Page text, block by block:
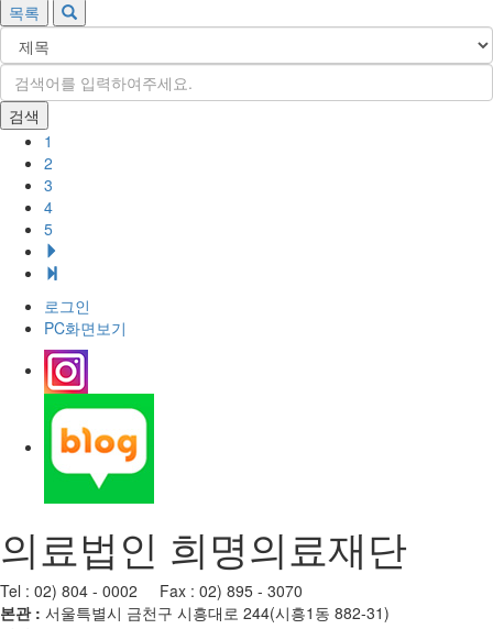
목록
1
2
3
4
5
로그인
PC화면보기
의료법인 희명의료재단
Tel : 02) 804 - 0002 Fax : 02) 895 - 3070
본관 : 서울특별시 금천구 시흥대로 244(시흥1동 882-31)